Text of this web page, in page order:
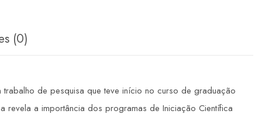
(0)
de pesquisa que teve início no curso de graduação
revela a importância dos programas de Iniciação Científica